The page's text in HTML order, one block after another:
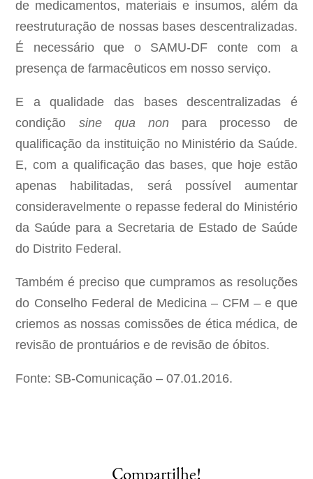
de medicamentos, materiais e insumos, além da
reestruturação de nossas bases descentralizadas.
É necessário que o SAMU-DF conte com a
presença de farmacêuticos em nosso serviço.
E a qualidade das bases descentralizadas é
condição sine qua non para processo de
qualificação da instituição no Ministério da Saúde.
E, com a qualificação das bases, que hoje estão
apenas habilitadas, será possível aumentar
consideravelmente o repasse federal do Ministério
da Saúde para a Secretaria de Estado de Saúde
do Distrito Federal.
Também é preciso que cumpramos as resoluções
do Conselho Federal de Medicina – CFM – e que
criemos as nossas comissões de ética médica, de
revisão de prontuários e de revisão de óbitos.
Fonte: SB-Comunicação – 07.01.2016.
Compartilhe!